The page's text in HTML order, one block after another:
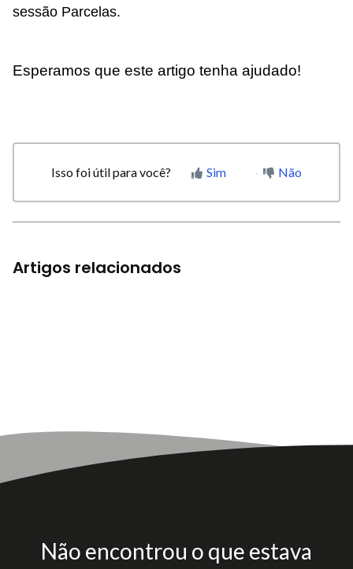
sessão Parcelas.
Esperamos que este artigo tenha ajudado!
Isso foi útil para você? Sim Não
Artigos relacionados
Não encontrou o que estava